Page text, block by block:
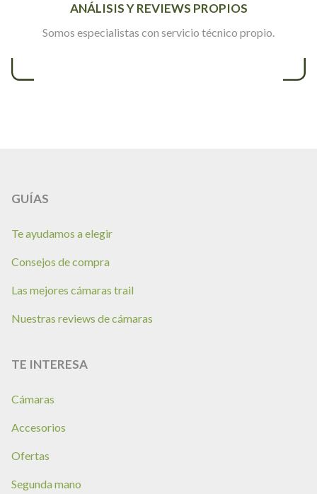
ANÁLISIS Y REVIEWS PROPIOS
Somos especialistas con servicio técnico propio.
GUÍAS
Te ayudamos a elegir
Consejos de compra
Las mejores cámaras trail
Nuestras reviews de cámaras
TE INTERESA
Cámaras
Accesorios
Ofertas
Segunda mano